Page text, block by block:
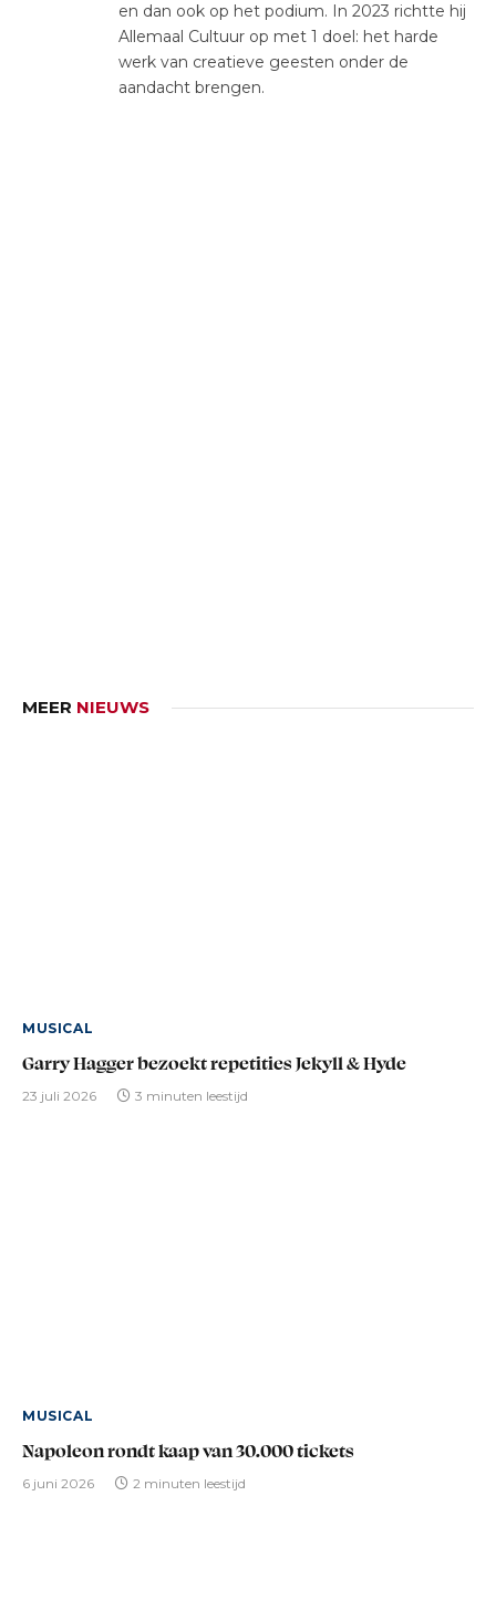
en dan ook op het podium. In 2023 richtte hij
Allemaal Cultuur op met 1 doel: het harde
werk van creatieve geesten onder de
aandacht brengen.
MEER NIEUWS
MUSICAL
Garry Hagger bezoekt repetities Jekyll & Hyde
23 juli 2026 3 minuten leestijd
MUSICAL
Napoleon rondt kaap van 30.000 tickets
6 juni 2026 2 minuten leestijd